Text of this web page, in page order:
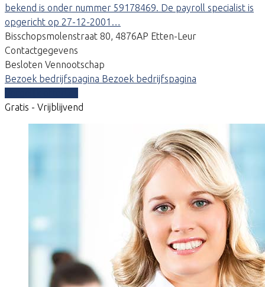
bekend is onder nummer 59178469. De payroll specialist is
opgericht op 27-12-2001…
Bisschopsmolenstraat 80, 4876AP Etten-Leur
Contactgegevens
Besloten Vennootschap
Bezoek bedrijfspagina Bezoek bedrijfspagina
Gratis - Vrijblijvend